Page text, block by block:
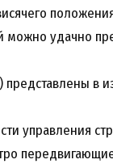
можно удачно
в
управления